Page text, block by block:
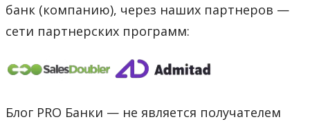
банк (компанию), через наших партнеров —
сети партнерских программ:
Блог PRO Банки — не является получателем